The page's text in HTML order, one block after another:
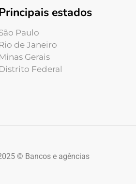
estados
Paulo
Rio de Janeiro
Minas Gerais
Distrito Federal
© Bancos e agências